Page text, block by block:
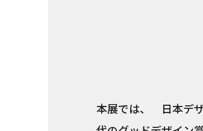
本展では、 日本デ